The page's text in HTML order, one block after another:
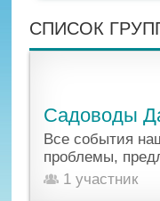
СПИСОК
Садоводы
Все события
проблемы,
1 участник